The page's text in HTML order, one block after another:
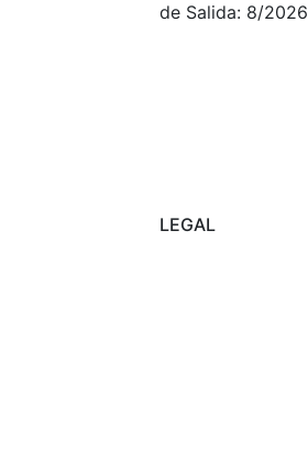
de Salida: 8/2026
LEGAL